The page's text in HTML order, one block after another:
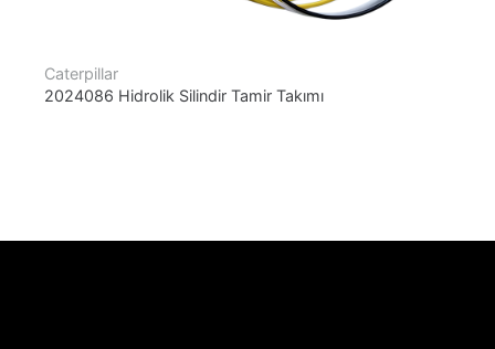
Caterpillar
2024086 Hidrolik Silindir Tamir Takımı